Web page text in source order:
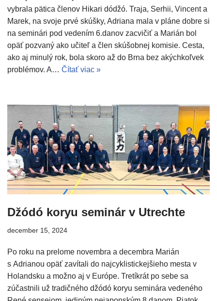
vybrala pätica členov Hikari dódžó. Traja, Serhii, Vincent a
Marek, na svoje prvé skúšky, Adriana mala v pláne dobre si
na seminári pod vedením 6.danov zacvičiť a Marián bol
opäť pozvaný ako učiteľ a člen skúšobnej komisie. Cesta,
ako aj minulý rok, bola skoro až do Brna bez akýchkoľvek
problémov. A… Čítať viac »
Džódó koryu seminár v Utrechte
december 15, 2024
Po roku na prelome novembra a decembra Marián
s Adrianou opäť zavítali do najcyklistickejšieho mesta v
Holandsku a možno aj v Európe. Tretíkrát po sebe sa
zúčastnili už tradičného džódó koryu seminára vedeného